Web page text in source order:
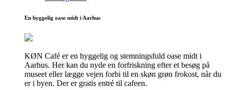
En hyggelig oase midt i Aarhus
KØN Café er en hyggelig og stemningsfuld oase midt i
Aarhus. Her kan du nyde en forfriskning efter et besøg på
museet eller lægge vejen forbi til en skøn grøn frokost, når du
er i byen. Der er gratis entré til cafeen.